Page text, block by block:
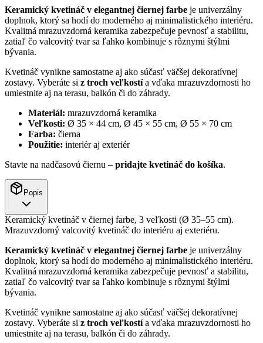
Keramický kvetináč v elegantnej čiernej farbe je univerzálny
doplnok, ktorý sa hodí do moderného aj minimalistického interiéru.
Kvalitná mrazuvzdorná keramika zabezpečuje pevnosť a stabilitu,
zatiaľ čo valcovitý tvar sa ľahko kombinuje s rôznymi štýlmi
bývania.
Kvetináč vynikne samostatne aj ako súčasť väčšej dekoratívnej
zostavy. Vyberáte si z troch veľkostía vďaka mrazuvzdornosti ho
umiestnite aj na terasu, balkón či do záhrady.
Materiál: mrazuvzdorná keramika
Veľkosti: Ø 35 × 44 cm, Ø 45 × 55 cm, Ø 55 × 70 cm
Farba: čierna
Použitie: interiér aj exteriér
Stavte na nadčasovú čiernu – pridajte kvetináč do košíka.
Popis
Keramický kvetináč v čiernej farbe, 3 veľkosti (Ø 35–55 cm).
Mrazuvzdorný valcovitý kvetináč do interiéru aj exteriéru.
Keramický kvetináč v elegantnej čiernej farbe je univerzálny
doplnok, ktorý sa hodí do moderného aj minimalistického interiéru.
Kvalitná mrazuvzdorná keramika zabezpečuje pevnosť a stabilitu,
zatiaľ čo valcovitý tvar sa ľahko kombinuje s rôznymi štýlmi
bývania.
Kvetináč vynikne samostatne aj ako súčasť väčšej dekoratívnej
zostavy. Vyberáte si z troch veľkostía vďaka mrazuvzdornosti ho
umiestnite aj na terasu, balkón či do záhrady.